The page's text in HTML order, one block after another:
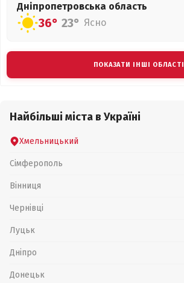
Дніпропетровська область
36° 23° Ясно
ПОКАЗАТИ ІНШІ ОБЛАСТІ
Найбільші міста в Україні
Хмельницький
Сімферополь
Вінниця
Чернівці
Луцьк
Дніпро
Донецьк